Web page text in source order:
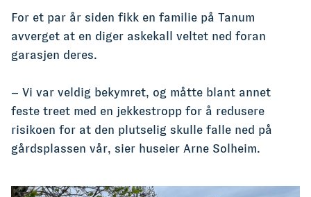
For et par år siden fikk en familie på Tanum
avverget at en diger askekall veltet ned foran
garasjen deres.
– Vi var veldig bekymret, og måtte blant annet
feste treet med en jekkestropp for å redusere
risikoen for at den plutselig skulle falle ned på
gårdsplassen vår, sier huseier Arne Solheim.